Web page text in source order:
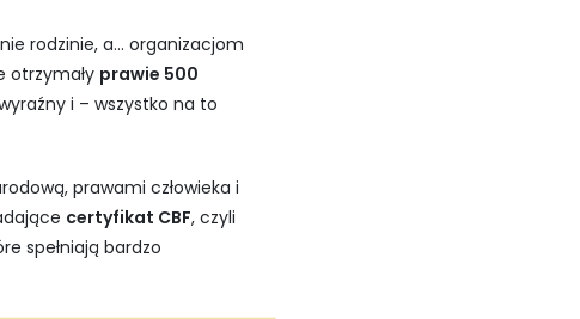
rodzinie, a… organizacjom
otrzymały prawie 500
i – wszystko na to
prawami człowieka i
certyfikat CBF, czyli
spełniają bardzo